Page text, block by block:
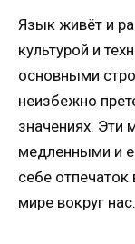
Язык живёт и
культурой и
основными
неизбежно
значениях.
медленными и
себе
мире вокруг нас.